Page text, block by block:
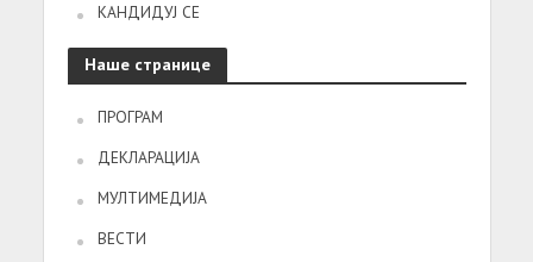
КАНДИДУЈ СЕ
Наше странице
ПРОГРАМ
ДЕКЛАРАЦИЈА
МУЛТИМЕДИЈА
ВЕСТИ